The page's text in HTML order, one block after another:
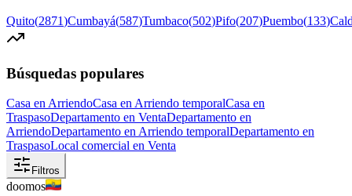
Quito(2871)Cumbayá(587)Tumbaco(502)Pifo(207)Puembo(133)
Búsquedas populares
Casa en ArriendoCasa en Arriendo temporalCasa en
TraspasoDepartamento en VentaDepartamento en
ArriendoDepartamento en Arriendo temporalDepartamento en
TraspasoLocal comercial en Venta
Filtros
doomos